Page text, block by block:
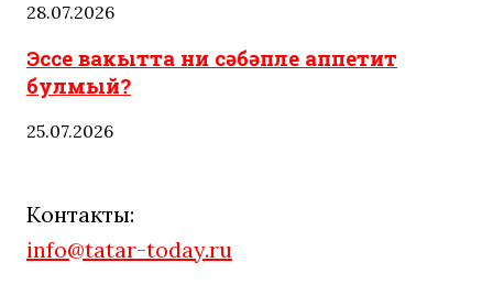
28.07.2026
Эссе вакытта ни сәбәпле аппетит
булмый?
25.07.2026
Контакты:
info@tatar-today.ru